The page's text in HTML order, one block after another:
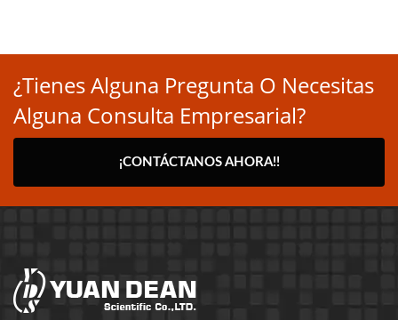
¿Tienes Alguna Pregunta O Necesitas
Alguna Consulta Empresarial?
¡CONTÁCTANOS AHORA!!